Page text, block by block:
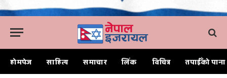
होमपेज साहित्य समाचार लिंक विचित्र तपाईँको पाना